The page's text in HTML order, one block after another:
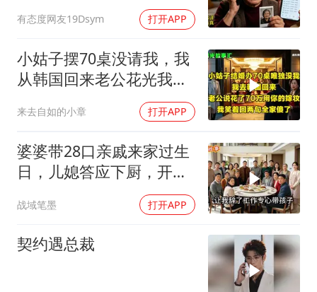
有态度网友19Dsym 打开APP
小姑子摆70桌没请我，我
从韩国回来老公花光我嫁
妆，笑两句全家傻了
来去自如的小章 打开APP
婆婆带28口亲戚来家过生
日，儿媳答应下厨，开饭
战域笔墨 打开APP
契约遇总裁